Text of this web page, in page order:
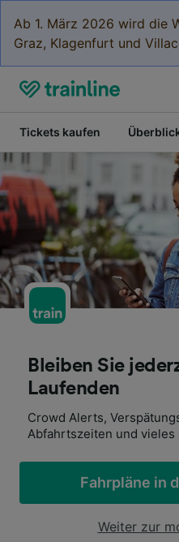
Ab 1. März 2026 wird die
Graz, Klagenfurt und
Tickets kaufen
Bleiben Sie
Laufenden
Crowd Alerts,
Abfahrtszeiten und
Fahrpläne in
Weiter zur